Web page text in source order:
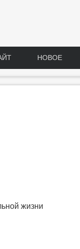
НОВОЕ
жизни